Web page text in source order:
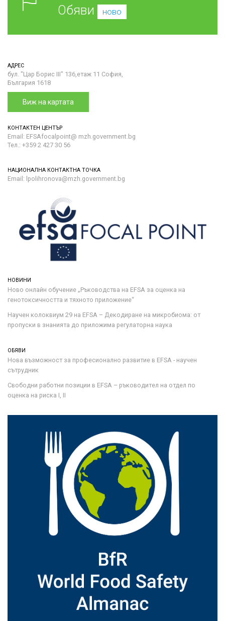
Обяви
ново
АДРЕС
бул. "Цар Борис III" 136,етаж 11 София,
България 1618
Виж на картата
КОНТАКТЕН ЦЕНТЪР
Email: EFSAfocalpoint@ mzh.government.bg
Тел.: +359 2 427 30 56
НАЦИОНАЛНА КОНТАКТНА ТОЧКА
Email: lpolihronova@mzh.government.bg
НОВИНИ
Ново онлайн обучение „Ръководства на ЕFSA за оценка на
генотоксичността и тяхното приложение“
Научен колоквиум 29 на EFSA – Декодиране на микробиома: от
пропуски в знанията до приложима регулаторна наука
ОБЯВИ
Нова възможност за професионално развитие в EFSA - научен
сътрудник
Свободни работни позиции в EFSA – ръководител на отдел по
оценка на риска I, II